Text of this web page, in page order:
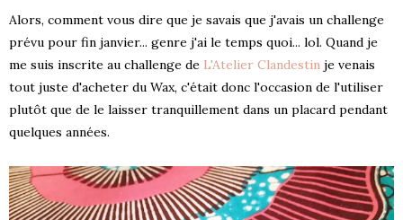
Alors, comment vous dire que je savais que j'avais un challenge
prévu pour fin janvier... genre j'ai le temps quoi... lol. Quand je
me suis inscrite au challenge de L'Atelier Clandestin je venais
tout juste d'acheter du Wax, c'était donc l'occasion de l'utiliser
plutôt que de le laisser tranquillement dans un placard pendant
quelques années.